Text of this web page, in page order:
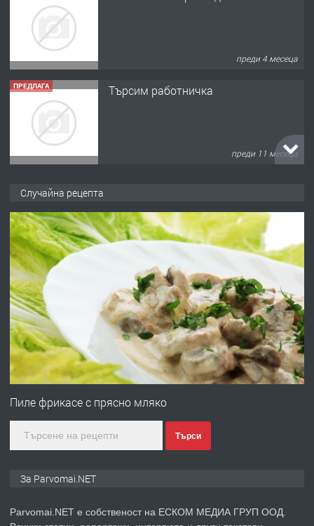
преди 4 месеца
ПРЕДЛАГА Търсим работничка
преди 11 месеца
преди 1 година
ПРЕДЛАГА Работа за общи работници
преди 1 година
ПРЕДЛАГА
Първи поход "По стъпките на Ангел
Случайна рецепта
Пиле фрикасе с прясно мляко
Търси
За Parvomai.NET
Parvomai.NET е собственост на ЕСКОМ МЕДИА ГРУП ООД.